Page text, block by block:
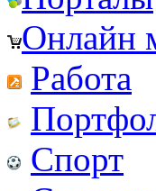
Онлайн
Работа
Спорт